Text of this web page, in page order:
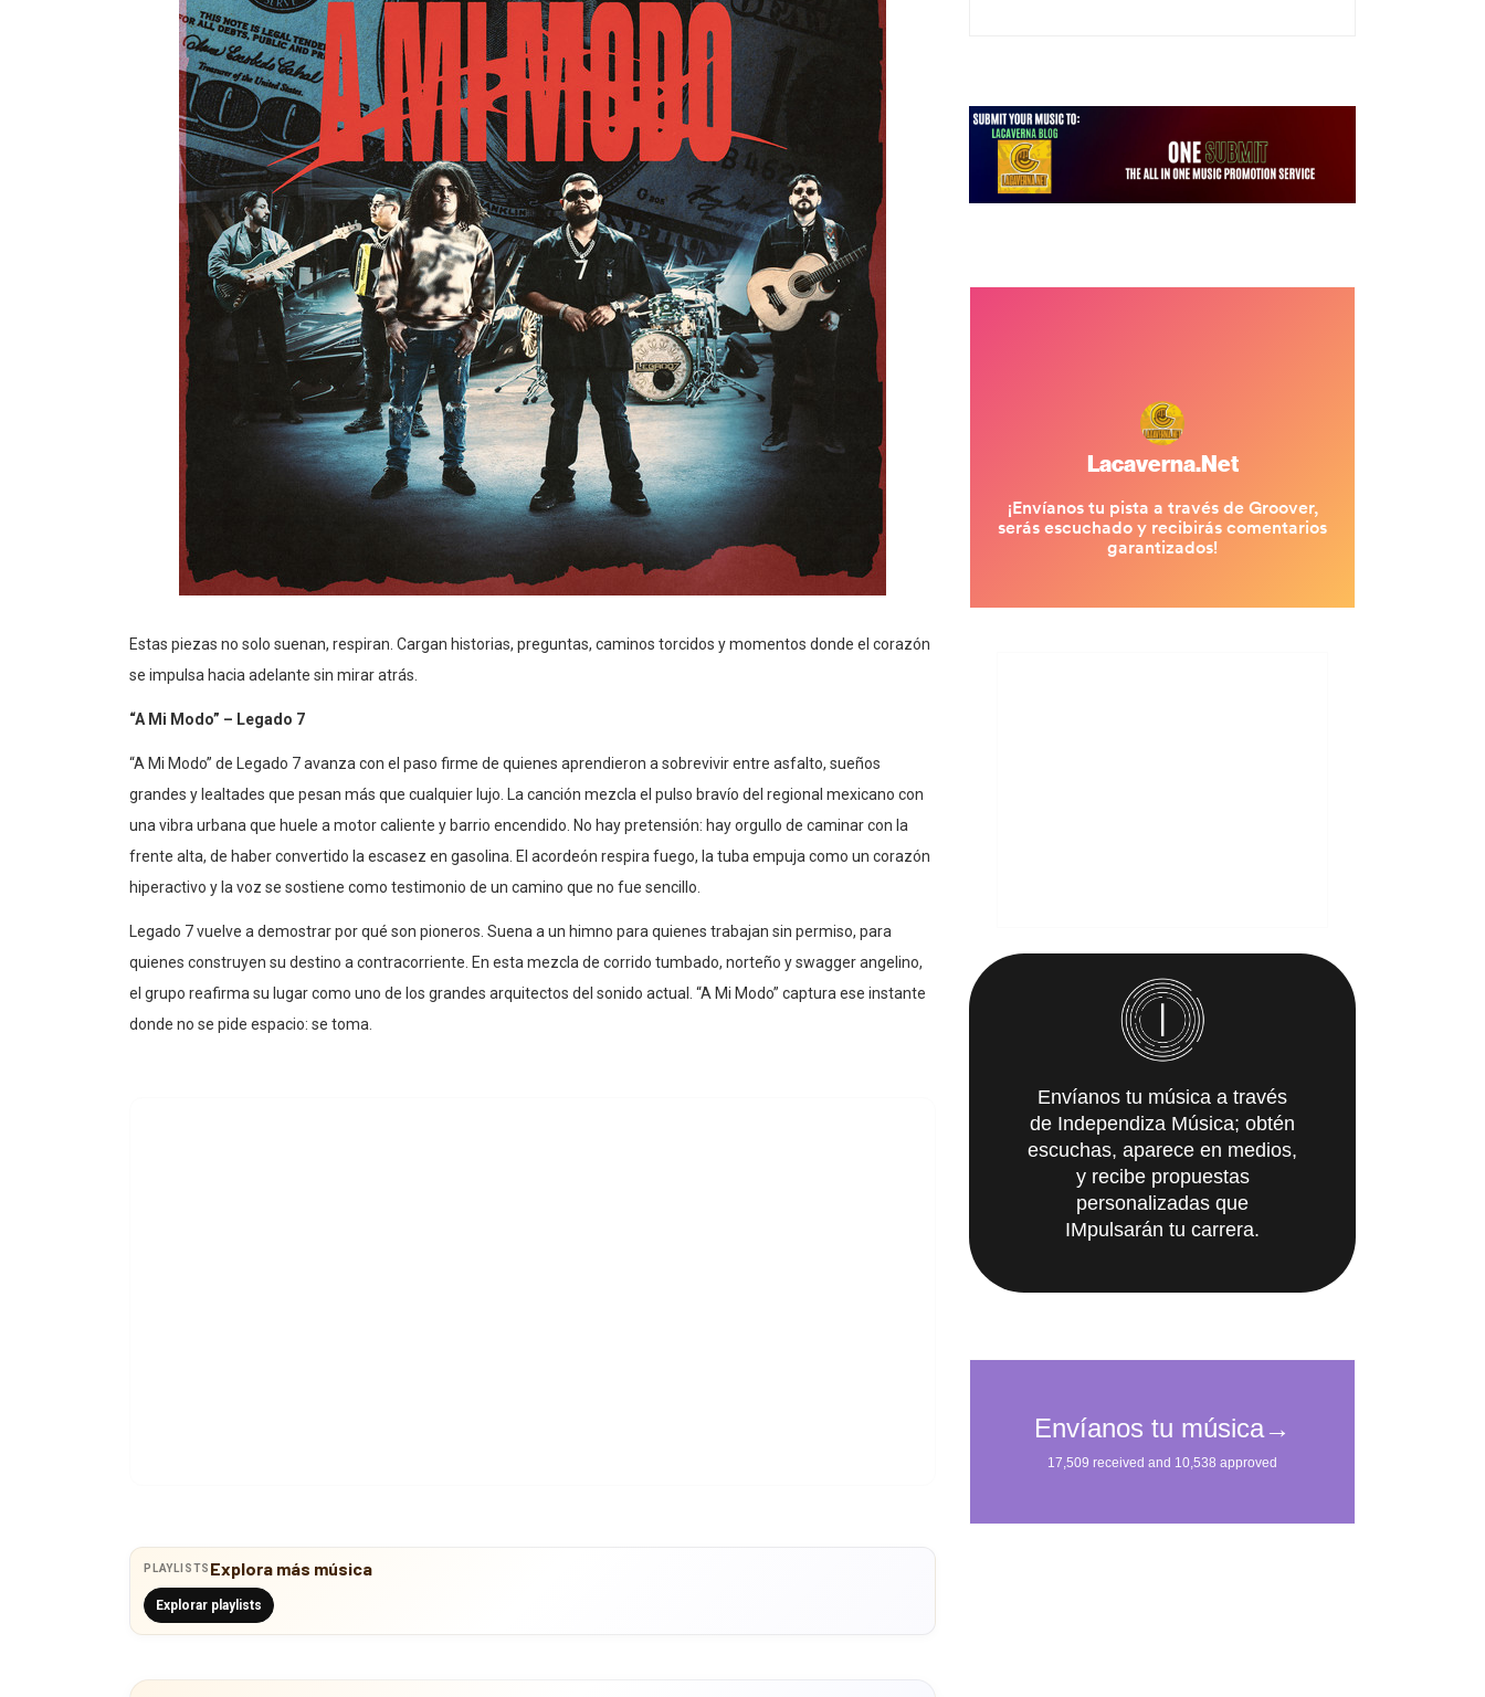
Estas piezas no solo suenan, respiran. Cargan historias, preguntas, caminos torcidos y momentos donde el corazón
se impulsa hacia adelante sin mirar atrás.
“A Mi Modo” – Legado 7
“A Mi Modo” de Legado 7 avanza con el paso firme de quienes aprendieron a sobrevivir entre asfalto, sueños
grandes y lealtades que pesan más que cualquier lujo. La canción mezcla el pulso bravío del regional mexicano con
una vibra urbana que huele a motor caliente y barrio encendido. No hay pretensión: hay orgullo de caminar con la
frente alta, de haber convertido la escasez en gasolina. El acordeón respira fuego, la tuba empuja como un corazón
hiperactivo y la voz se sostiene como testimonio de un camino que no fue sencillo.
Legado 7 vuelve a demostrar por qué son pioneros. Suena a un himno para quienes trabajan sin permiso, para
quienes construyen su destino a contracorriente. En esta mezcla de corrido tumbado, norteño y swagger angelino,
el grupo reafirma su lugar como uno de los grandes arquitectos del sonido actual. “A Mi Modo” captura ese instante
donde no se pide espacio: se toma.
PLAYLISTS Explora más música
Explorar playlists
Envíanos tu música a través
de Independiza Música; obtén
escuchas, aparece en medios,
y recibe propuestas
personalizadas que
IMpulsarán tu carrera.